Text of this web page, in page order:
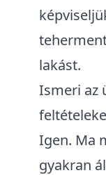
lakást.
Ismeri az
Igen. Ma
gyakran